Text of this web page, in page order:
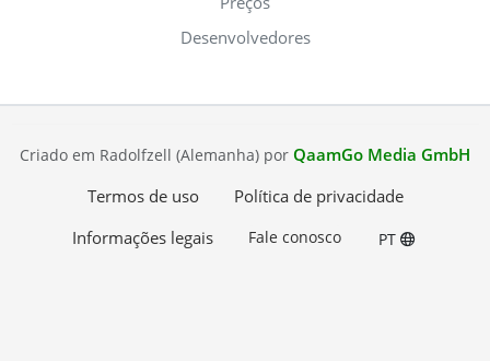
Desenvolvedores
Criado em Radolfzell (Alemanha) por QaamGo Media GmbH
Termos de uso
Política de privacidade
Informações legais
Fale conosco PT